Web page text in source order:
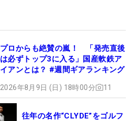
プロからも絶賛の嵐！ 「発売直後
は必ずトップ3に入る」国産軟鉄ア
イアンとは？ #週間ギアランキング
2026年8月9日 (日) 18時00分 11
往年の名作“CLYDE”をゴルフ